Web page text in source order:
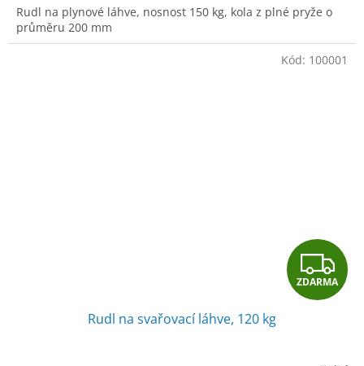
Rudl na plynové láhve, nosnost 150 kg, kola z plné pryže o
průměru 200 mm
Z
D
ZDARMA
Rudl na svařovací láhve, 120 kg
Kód: 100001